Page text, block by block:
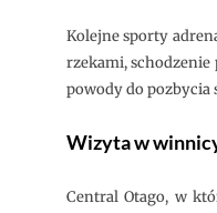
Kolejne sporty
rzekami, schodzenie
powody do pozbycia
Wizyta w
Central Otago, w